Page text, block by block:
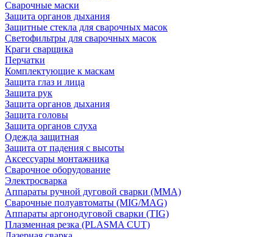
Сварочные маски
Защита органов дыхания
Защитные стекла для сварочных масок
Светофильтры для сварочных масок
Краги сварщика
Перчатки
Комплектующие к маскам
Защита глаз и лица
Защита рук
Защита органов дыхания
Защита головы
Защита органов слуха
Одежда защитная
Защита от падения с высоты
Аксессуары монтажника
Сварочное оборудование
Электросварка
Аппараты ручной дуговой сварки (MMA)
Сварочные полуавтоматы (MIG/MAG)
Аппараты аргонодуговой сварки (TIG)
Плазменная резка (PLASMA CUT)